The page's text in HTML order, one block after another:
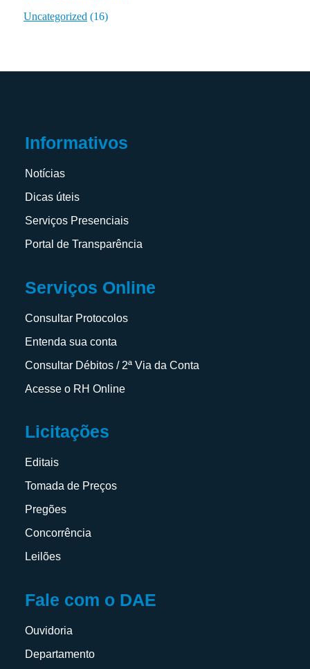
Uncategorized (16)
Informativos
Notícias
Dicas úteis
Serviços Presenciais
Portal de Transparência
Serviços Online
Consultar Protocolos
Entenda sua conta
Consultar Débitos / 2ª Via da Conta
Acesse o RH Online
Licitações
Editais
Tomada de Preços
Pregões
Concorrência
Leilões
Fale com o DAE
Ouvidoria
Departamento